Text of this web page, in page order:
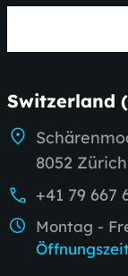
Switzerland
8052 Zürich
+41 79 667
Montag -